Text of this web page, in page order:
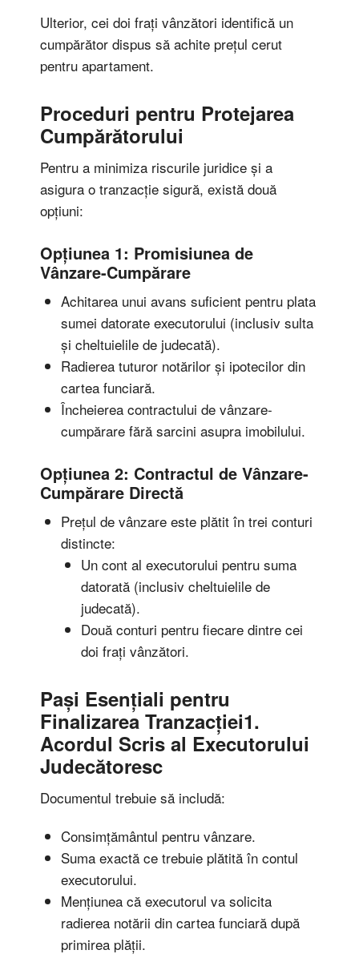
Ulterior, cei doi frați vânzători identifică un
cumpărător dispus să achite prețul cerut
pentru apartament.
Proceduri pentru Protejarea
Cumpărătorului
Pentru a minimiza riscurile juridice și a
asigura o tranzacție sigură, există două
opțiuni:
Opțiunea 1: Promisiunea de
Vânzare-Cumpărare
Achitarea unui avans suficient pentru plata
sumei datorate executorului (inclusiv sulta
și cheltuielile de judecată).
Radierea tuturor notărilor și ipotecilor din
cartea funciară.
Încheierea contractului de vânzare-
cumpărare fără sarcini asupra imobilului.
Opțiunea 2: Contractul de Vânzare-
Cumpărare Directă
Prețul de vânzare este plătit în trei conturi
distincte:
Un cont al executorului pentru suma
datorată (inclusiv cheltuielile de
judecată).
Două conturi pentru fiecare dintre cei
doi frați vânzători.
Pași Esențiali pentru
Finalizarea Tranzacției1.
Acordul Scris al Executorului
Judecătoresc
Documentul trebuie să includă:
Consimțământul pentru vânzare.
Suma exactă ce trebuie plătită în contul
executorului.
Mențiunea că executorul va solicita
radierea notării din cartea funciară după
primirea plății.